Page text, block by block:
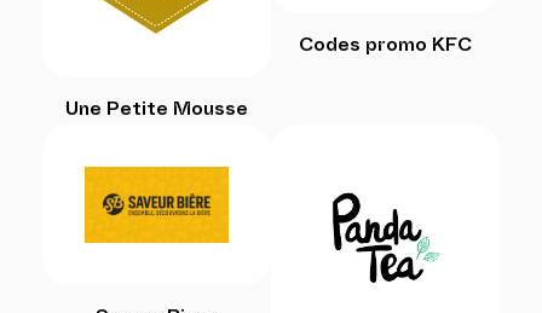
Une Petite Mousse
Codes promo KFC